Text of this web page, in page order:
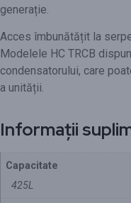
generație.
Acces îmbunătățit la
Modelele HC TRCB
condensatorului, care
a unității.
Informații
Capacitate
425L